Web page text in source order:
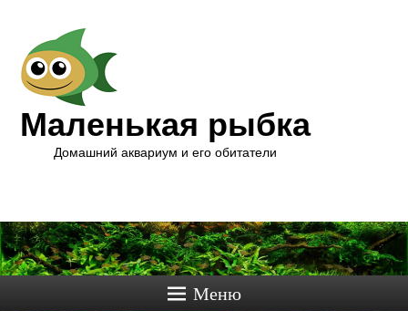
Маленькая рыбка
Домашний аквариум и его обитатели
Меню